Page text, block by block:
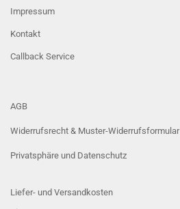
Impressum
Kontakt
Callback Service
AGB
Widerrufsrecht & Muster-Widerrufsformular
Privatsphäre und Datenschutz
Liefer- und Versandkosten